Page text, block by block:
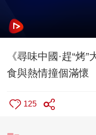
《尋味中國·趕“烤
食與熱情撞個滿懷
125